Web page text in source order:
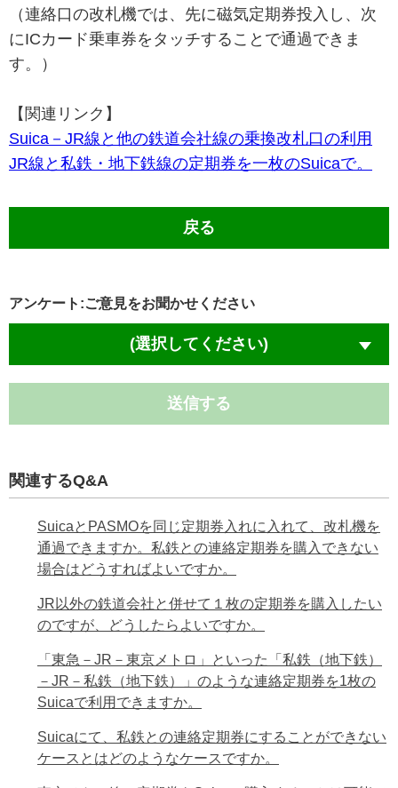
（連絡口の改札機では、先に磁気定期券投入し、次
にICカード乗車券をタッチすることで通過できま
す。）
【関連リンク】
Suica－JR線と他の鉄道会社線の乗換改札口の利用
JR線と私鉄・地下鉄線の定期券を一枚のSuicaで。
戻る
アンケート:ご意見をお聞かせください
(選択してください)
送信する
関連するQ&A
SuicaとPASMOを同じ定期券入れに入れて、改札機を
通過できますか。私鉄との連絡定期券を購入できない
場合はどうすればよいですか。
JR以外の鉄道会社と併せて１枚の定期券を購入したい
のですが、どうしたらよいですか。
「東急－JR－東京メトロ」といった「私鉄（地下鉄）
－JR－私鉄（地下鉄）」のような連絡定期券を1枚の
Suicaで利用できますか。
Suicaにて、私鉄との連絡定期券にすることができない
ケースとはどのようなケースですか。